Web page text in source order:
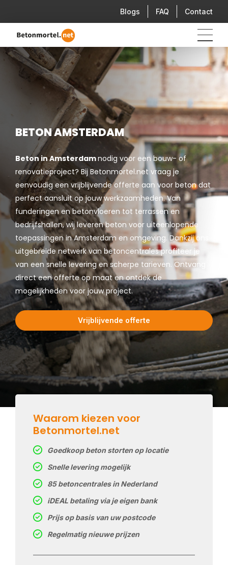
Blogs FAQ Contact
BETON AMSTERDAM
Beton in Amsterdamnodig voor een bouw- of
renovatieproject? Bij Betonmortel.net vraag je
eenvoudig een vrijblijvende offerte aan voor beton dat
perfect aansluit op jouw werkzaamheden. Van
funderingen en betonvloeren tot terrassen en
bedrijfshallen, wij leveren beton voor uiteenlopende
toepassingen in Amsterdam en omgeving. Dankzij ons
uitgebreide netwerk van betoncentrales profiteer je
van een snelle levering en scherpe tarieven. Ontvang
direct een offerte op maat en ontdek de
mogelijkheden voor jouw project.
Vrijblijvende offerte
Waarom kiezen voor
Betonmortel.net
Goedkoop beton storten op locatie
Snelle levering mogelijk
85 betoncentrales in Nederland
iDEAL betaling via je eigen bank
Prijs op basis van uw postcode
Regelmatig nieuwe prijzen